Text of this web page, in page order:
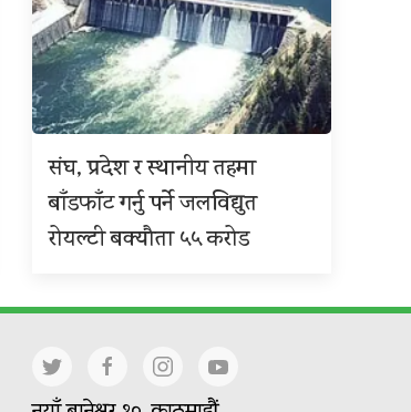
संघ, प्रदेश र स्थानीय तहमा
बाँडफाँट गर्नु पर्ने जलविद्युत
रोयल्टी बक्यौता ५५ करोड